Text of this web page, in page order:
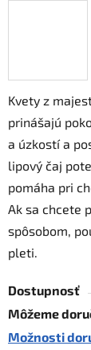
Kvety z
prinášajú
a úzkostí a
lipový čaj
pomáha pri
Ak sa chcete
spôsobom,
pleti.
Dostupnosť
Môžeme
Možnosti